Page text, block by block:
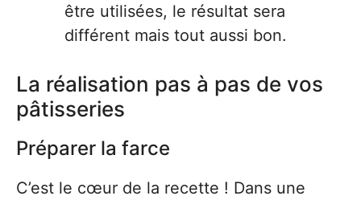
être utilisées, le résultat sera
différent mais tout aussi bon.
La réalisation pas à pas de vos
pâtisseries
Préparer la farce
C’est le cœur de la recette ! Dans une